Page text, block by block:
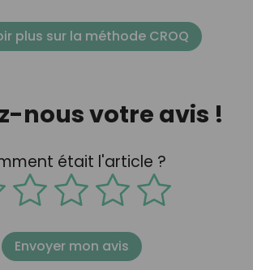
plus sur la méthode CROQ
nous votre avis !
était l'article ?
Envoyer mon avis